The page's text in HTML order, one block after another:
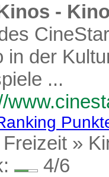
-
in der
...
Freizeit »
4/6